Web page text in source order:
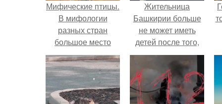
Мифические птицы.
В мифологии
разных стран
большое место
занимают образы
птиц.
Жительница
Башкирии больше
не может иметь
детей после того,
как медики сделали
ей аборт на шестом
месяце
беременности и
оставили в матке